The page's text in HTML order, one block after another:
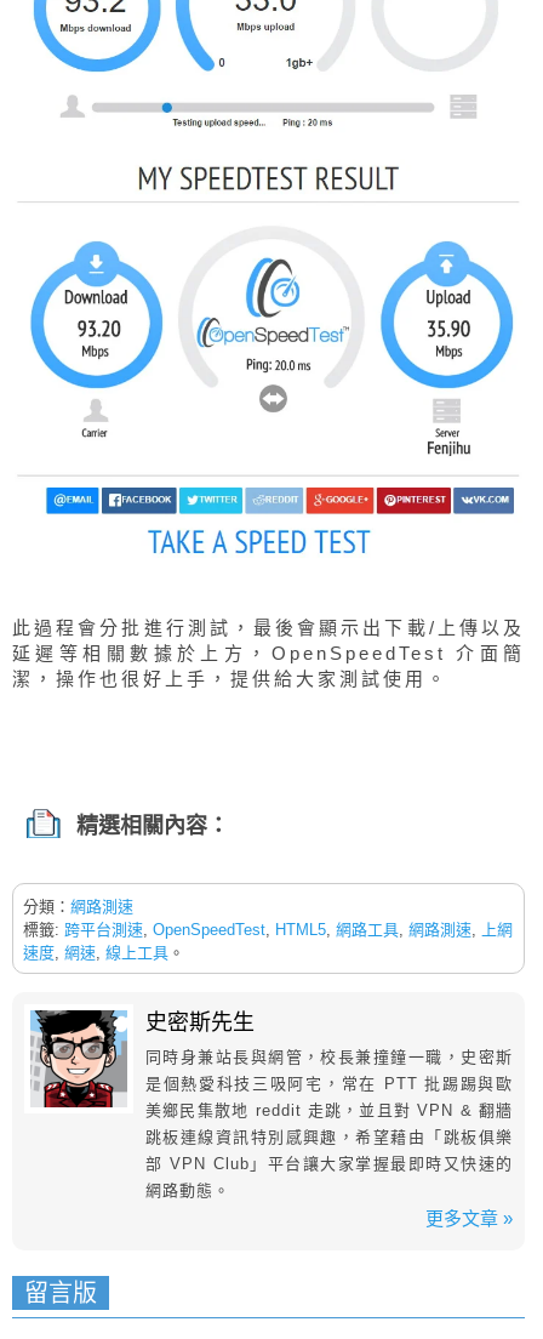
此過程會分批進行測試，最後會顯示出下載/上傳以及
延遲等相關數據於上方，OpenSpeedTest 介面簡
潔，操作也很好上手，提供給大家測試使用。
精選相關內容：
分類： 網路測速
標籤: 跨平台測速 OpenSpeedTest HTML5 網路工具 網路測速
上網
速度 網速 線上工具 。
史密斯先生
同時身兼站長與網管，校長兼撞鐘一職，史密斯
是個熱愛科技三吸阿宅，常在 PTT 批踢踢與歐
美鄉民集散地 reddit 走跳，並且對 VPN & 翻牆
跳板連線資訊特別感興趣，希望藉由「跳板俱樂
部 VPN Club」平台讓大家掌握最即時又快速的
網路動態。
更多文章 »
留言版